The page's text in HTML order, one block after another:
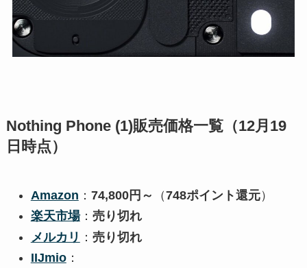
Nothing Phone (1)販売価格一覧（12月19
日時点）
Amazon ： 74,800円～ （748ポイント還元）
楽天市場： 売り切れ
メルカリ ： 売り切れ
IIJmio：